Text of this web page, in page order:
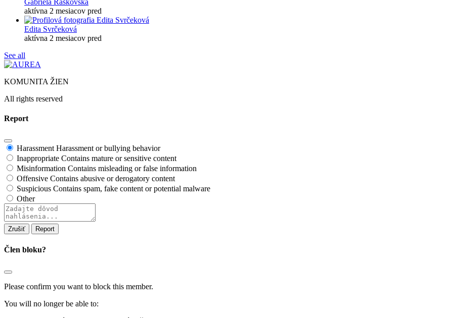
aktívna 2 mesiacov pred
Edita Svrčeková
aktívna 2 mesiacov pred
See all
KOMUNITA ŽIEN
All rights reserved
Report
Harassment Harassment or bullying behavior
Inappropriate Contains mature or sensitive content
Misinformation Contains misleading or false information
Offensive Contains abusive or derogatory content
Suspicious Contains spam, fake content or potential malware
Other
Report
note
Report
Člen bloku?
Please confirm you want to block this member.
You will no longer be able to: